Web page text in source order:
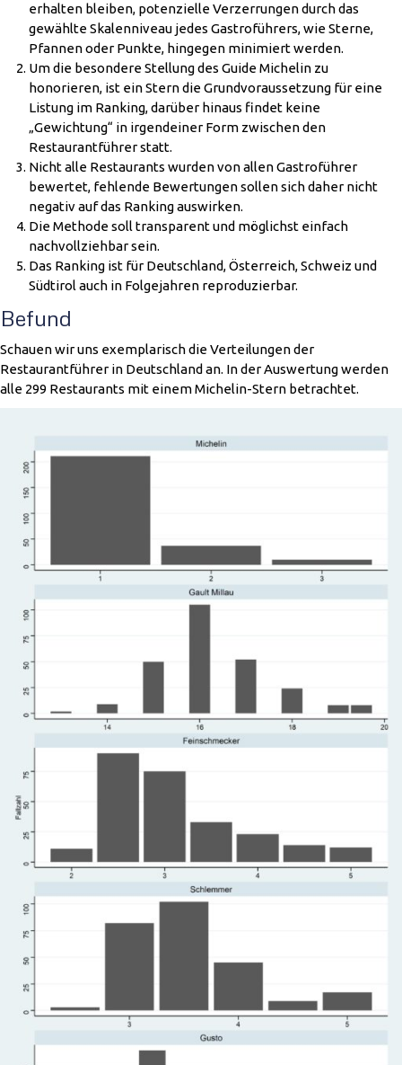
erhalten bleiben, potenzielle Verzerrungen durch das
gewählte Skalenniveau jedes Gastroführers, wie Sterne,
Pfannen oder Punkte, hingegen minimiert werden.
Um die besondere Stellung des Guide Michelin zu
honorieren, ist ein Stern die Grundvoraussetzung für eine
Listung im Ranking, darüber hinaus findet keine
„Gewichtung“ in irgendeiner Form zwischen den
Restaurantführer statt.
Nicht alle Restaurants wurden von allen Gastroführer
bewertet, fehlende Bewertungen sollen sich daher nicht
negativ auf das Ranking auswirken.
Die Methode soll transparent und möglichst einfach
nachvollziehbar sein.
Das Ranking ist für Deutschland, Österreich, Schweiz und
Südtirol auch in Folgejahren reproduzierbar.
Befund
Schauen wir uns exemplarisch die Verteilungen der
Restaurantführer in Deutschland an. In der Auswertung werden
alle 299 Restaurants mit einem Michelin-Stern betrachtet.